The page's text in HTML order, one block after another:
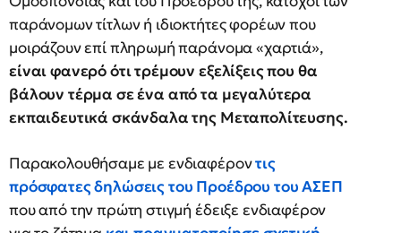
παράνομων τίτλων ή ιδιοκτήτες φορέων που
μοιράζουν επί πληρωμή παράνομα «χαρτιά»,
είναι φανερό ότι τρέμουν εξελίξεις που θα
βάλουν τέρμα σε ένα από τα μεγαλύτερα
εκπαιδευτικά σκάνδαλα της Μεταπολίτευσης.
Παρακολουθήσαμε με ενδιαφέροντις
πρόσφατες δηλώσεις του Προέδρου του ΑΣΕΠ
που από την πρώτη στιγμή έδειξε ενδιαφέρον